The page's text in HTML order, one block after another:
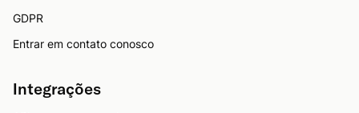
GDPR
Entrar em contato conosco
Integrações